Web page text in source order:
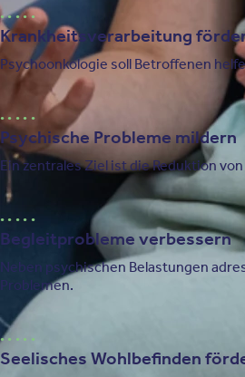
Krankheitsverarbeitung
Psychoonkologie soll Betroffenen
Psychische Probleme mildern
Ein zentrales Ziel ist die Reduktion
Begleitprobleme verbessern
Neben psychischen Belastungen
Problemen.
Seelisches Wohlbefinden